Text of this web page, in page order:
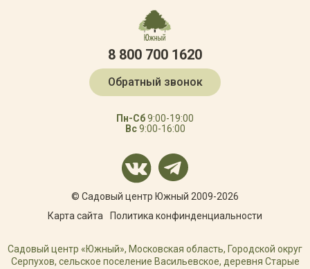
8 800 700 1620
Обратный звонок
Пн-Сб9:00-19:00
Вс9:00-16:00
© Садовый центр Южный 2009-2026
Карта сайта
Политика конфинденциальности
Садовый центр «Южный», Московская область, Городской округ
Серпухов, сельское поселение Васильевское, деревня Старые